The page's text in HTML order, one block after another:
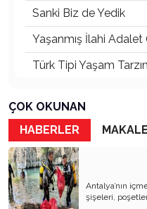
Sanki Biz de Yedik
Yaşanmış İlahi Adalet
Türk Tipi Yaşam
Katil Ağaçlar
Keşke Herkes Sevdiği
Veda Mektubum
Avm’ler Sinek Avlıyor
ÇOK OKUNAN
HABERLER
Antalya’nın
şişeleri, poşetler